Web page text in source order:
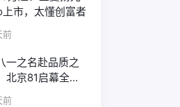
上市，太懂创富者
前
一之名赴品质之
北京81启幕全新
征程
前